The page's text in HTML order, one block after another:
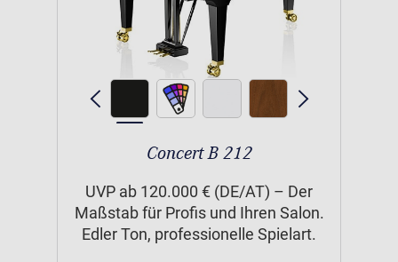
Concert B 212
UVP ab 120.000 € (DE/AT) – Der
Maßstab für Profis und Ihren Salon.
Edler Ton, professionelle Spielart.